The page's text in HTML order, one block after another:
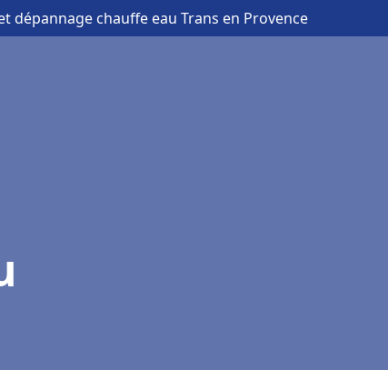
dépannage chauffe eau Trans en Provence